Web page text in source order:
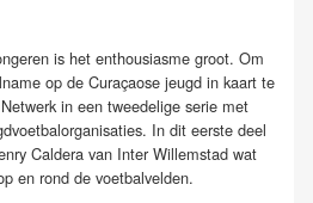
is het enthousiasme groot. Om
op de Curaçaose jeugd in kaart te
in een tweedelige serie met
In dit eerste deel
Caldera van Inter Willemstad wat
en rond de voetbalvelden.